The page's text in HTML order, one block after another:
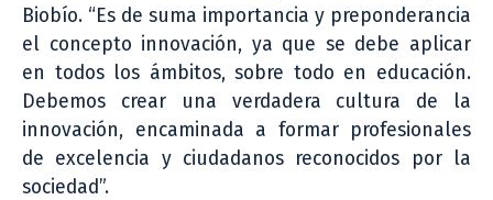
Biobío. “Es de suma importancia y preponderancia
el concepto innovación, ya que se debe aplicar
en todos los ámbitos, sobre todo en educación.
Debemos crear una verdadera cultura de la
innovación, encaminada a formar profesionales
de excelencia y ciudadanos reconocidos por la
sociedad”.